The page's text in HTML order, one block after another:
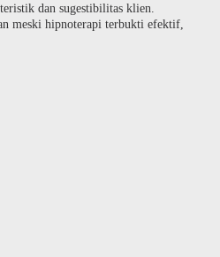
dan sugestibilitas klien.
meski hipnoterapi terbukti efektif,